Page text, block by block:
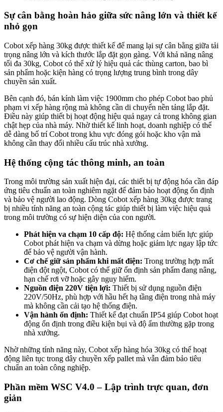
Sự cân bằng hoàn hảo giữa sức nâng lớn và thiết kế
nhỏ gọn
Cobot xếp hàng 30kg được thiết kế để mang lại sự cân bằng giữa tải
trọng nâng lớn và kích thước lắp đặt gọn gàng. Với khả năng nâng
tối đa 30kg, Cobot có thể xử lý hiệu quả các thùng carton, bao bì
sản phẩm hoặc kiện hàng có trọng lượng trung bình trong dây
chuyền sản xuất.
Bên cạnh đó, bán kính làm việc 1900mm cho phép Cobot bao phủ
phạm vi xếp hàng rộng mà không cần di chuyển nền tảng lắp đặt.
Điều này giúp thiết bị hoạt động hiệu quả ngay cả trong không gian
chật hẹp của nhà máy. Nhờ thiết kế linh hoạt, doanh nghiệp có thể
dễ dàng bố trí Cobot trong khu vực đóng gói hoặc kho vận mà
không cần thay đổi nhiều cấu trúc nhà xưởng.
Hệ thống cộng tác thông minh, an toàn
Trong môi trường sản xuất hiện đại, các thiết bị tự động hóa cần đáp
ứng tiêu chuẩn an toàn nghiêm ngặt để đảm bảo hoạt động ổn định
và bảo vệ người lao động. Dòng Cobot xếp hàng 30kg được trang
bị nhiều tính năng an toàn cộng tác giúp thiết bị làm việc hiệu quả
trong môi trường có sự hiện diện của con người.
Phát hiện va chạm 10 cấp độ: Hệ thống cảm biến lực giúp
Cobot phát hiện va chạm và dừng hoặc giảm lực ngay lập tức
để bảo vệ người vận hành.
Cơ chế giữ sản phẩm khi mất điện: Trong trường hợp mất
điện đột ngột, Cobot có thể giữ ổn định sản phẩm đang nâng,
hạn chế rơi vỡ hoặc gây nguy hiểm.
Nguồn điện 220V tiện lợi: Thiết bị sử dụng nguồn điện
220V/50Hz, phù hợp với hầu hết hạ tầng điện trong nhà máy
mà không cần cải tạo hệ thống điện.
Vận hành ổn định: Thiết kế đạt chuẩn IP54 giúp Cobot hoạt
động ổn định trong điều kiện bụi và độ ẩm thường gặp trong
nhà xưởng.
Nhờ những tính năng này, Cobot xếp hàng hóa 30kg có thể hoạt
động liên tục trong dây chuyền xếp pallet mà vẫn đảm bảo tiêu
chuẩn an toàn công nghiệp.
Phần mềm WSC V4.0 – Lập trình trực quan, đơn
giản